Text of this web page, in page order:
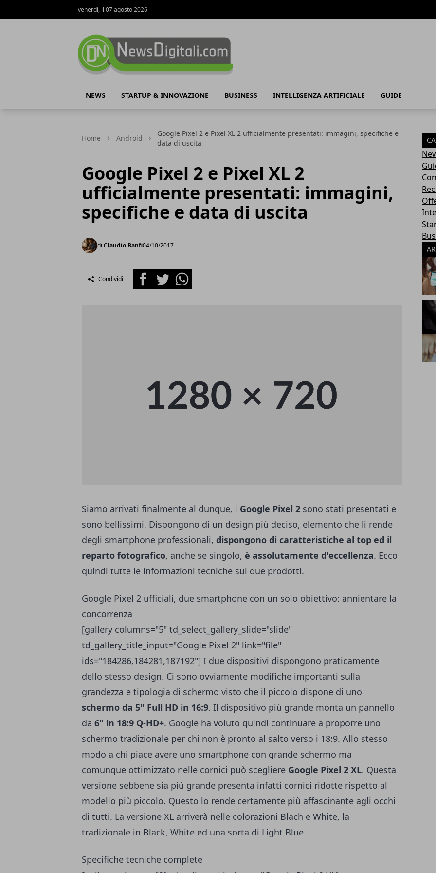
venerdì, il 07 agosto 2026
NEWS STARTUP & INNOVAZIONE BUSINESS INTELLIGENZA ARTIFICIALE GUIDE
Home Android
Google Pixel 2 e Pixel XL 2 ufficialmente presentati: immagini, specifiche e
data di uscita
Google Pixel 2 e Pixel XL 2
ufficialmente presentati: immagini,
specifiche e data di uscita
di Claudio Banfi04/10/2017
Condividi FacebookTwitterWhatsapp
Siamo arrivati finalmente al dunque, i Google Pixel 2 sono stati presentati e
sono bellissimi. Dispongono di un design più deciso, elemento che li rende
degli smartphone professionali, dispongono di caratteristiche al top ed il
reparto fotografico, anche se singolo, è assolutamente d'eccellenza. Ecco
quindi tutte le informazioni tecniche sui due prodotti.
Google Pixel 2 ufficiali, due smartphone con un solo obiettivo: annientare la
concorrenza
[gallery columns="5" td_select_gallery_slide="slide"
td_gallery_title_input="Google Pixel 2" link="file"
ids="184286,184281,187192"] I due dispositivi dispongono praticamente
dello stesso design. Ci sono ovviamente modifiche importanti sulla
grandezza e tipologia di schermo visto che il piccolo dispone di uno
schermo da 5" Full HD in 16:9. Il dispositivo più grande monta un pannello
da 6" in 18:9 Q-HD+. Google ha voluto quindi continuare a proporre uno
schermo tradizionale per chi non è pronto al salto verso i 18:9. Allo stesso
modo a chi piace avere uno smartphone con grande schermo ma
comunque ottimizzato nelle cornici può scegliere Google Pixel 2 XL. Questa
versione sebbene sia più grande presenta infatti cornici ridotte rispetto al
modello più piccolo. Questo lo rende certamente più affascinante agli occhi
di tutti. La versione XL arriverà nelle colorazioni Blach e White, la
tradizionale in Black, White ed una sorta di Light Blue.
Specifiche tecniche complete